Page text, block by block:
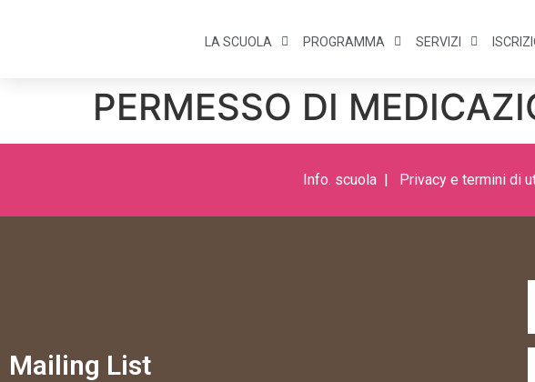
LA SCUOLA PROGRAMMA SERVIZI
PERMESSO DI
Info. scuola | Privacy e termini di
Mailing List